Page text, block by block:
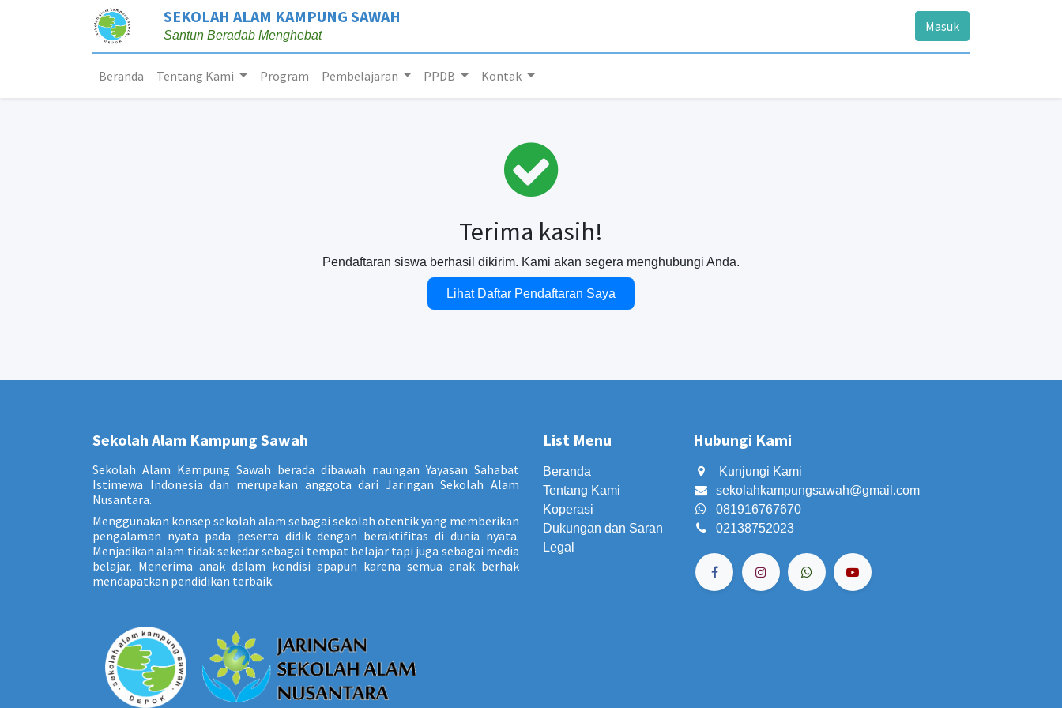
SEKOLAH ALAM KAMPUNG SAWAH
Santun Beradab Menghebat
Masuk
Beranda Tentang Kami Program Pembelajaran PPDB Kontak
Terima kasih!
Pendaftaran siswa berhasil dikirim. Kami akan segera menghubungi Anda.
Lihat Daftar Pendaftaran Saya
Sekolah Alam Kampung Sawah
Sekolah Alam Kampung Sawah berada dibawah naungan Yayasan Sahabat
Istimewa Indonesia dan merupakan anggota dari Jaringan Sekolah Alam
Nusantara.
Menggunakan konsep sekolah alam sebagai sekolah otentik yang memberikan
pengalaman nyata pada peserta didik dengan beraktifitas di dunia nyata.
Menjadikan alam tidak sekedar sebagai tempat belajar tapi juga sebagai media
belajar. Menerima anak dalam kondisi apapun karena semua anak berhak
mendapatkan pendidikan terbaik.
List Menu
Beranda
Tentang Kami
Koperasi
Dukungan dan Saran
Legal
Hubungi Kami
Kunjungi Kami
sekolahkampungsawah@gmail.com
081916767670
02138752023